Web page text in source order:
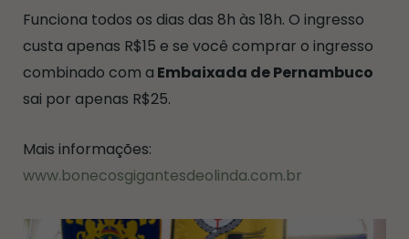
Funciona todos os dias das 8h às 18h. O ingresso
custa apenas R$15 e se você comprar o ingresso
combinado com a Embaixada de Pernambuco
sai por apenas R$25.
Mais informações:
www.bonecosgigantesdeolinda.com.br